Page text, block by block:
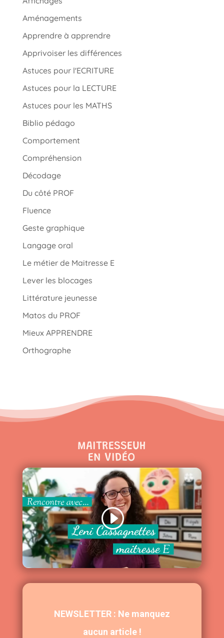
Aménagements
Apprendre à apprendre
Apprivoiser les différences
Astuces pour l'ECRITURE
Astuces pour la LECTURE
Astuces pour les MATHS
Biblio pédago
Comportement
Compréhension
Décodage
Du côté PROF
Fluence
Geste graphique
Langage oral
Le métier de Maitresse E
Lever les blocages
Littérature jeunesse
Matos du PROF
Mieux APPRENDRE
Orthographe
MAITRESSEUH
EN VIDÉO